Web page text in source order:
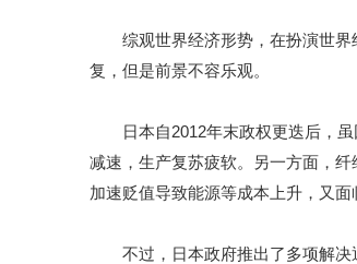
综观世界经济形势，在扮演世界
复，但是前景不容乐观。
日本自2012年末政权更迭后，虽
减速，生产复苏疲软。另一方面，
加速贬值导致能源等成本上升，又面
不过，日本政府推出了多项解决